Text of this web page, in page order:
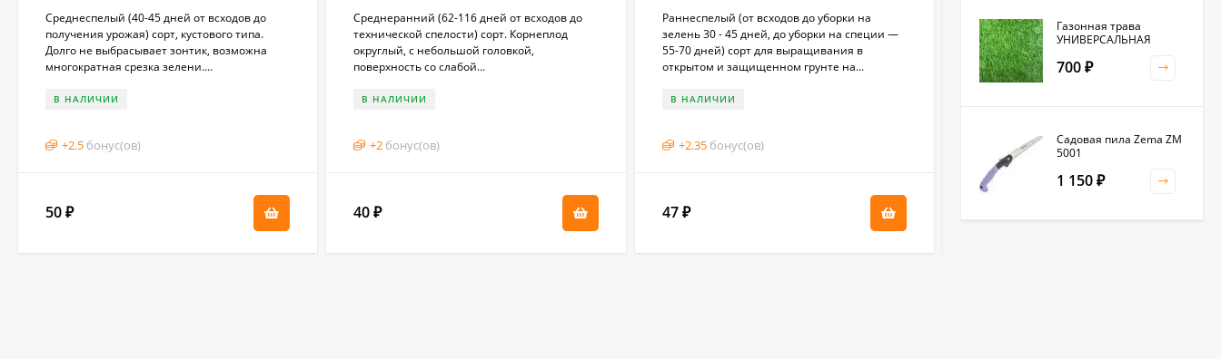
Среднеспелый (40-45 дней от всходов до
получения урожая) сорт, кустового типа.
Долго не выбрасывает зонтик, возможна
многократная срезка зелени....
В НАЛИЧИИ
+2.5 бонус(ов)
50 ₽
Среднеранний (62-116 дней от всходов до
технической спелости) сорт. Корнеплод
округлый, с небольшой головкой,
поверхность со слабой...
В НАЛИЧИИ
+2 бонус(ов)
40₽
​Раннеспелый (от всходов до уборки на
зелень 30 - 45 дней, до уборки на специи —
55-70 дней) сорт для выращивания в
открытом и защищенном грунте на...
В НАЛИЧИИ
+2.35 бонус(ов)
47 ₽
Раннеспелый (21-24 дня от всходов до
технической спелости) сорт. Корнеплод
удлиненный, с белым кончиком, массой до
20 г, диаметром 2-3 см. Мякоть...
бонус(ов)
Газонная трава
УНИВЕРСАЛЬНАЯ
700 ₽
Садовая пила Zema ZM
5001
1 150 ₽